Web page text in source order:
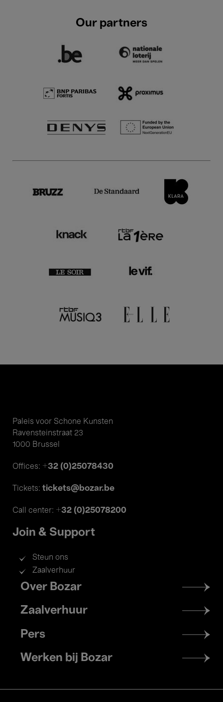
Our partners
Paleis voor Schone Kunsten
Ravensteinstraat 23
1000 Brussel
Offices: +32 (0)25078430
Tickets: tickets@bozar.be
Call center: +32 (0)25078200
Join & Support
Steun ons
Zaalverhuur
Footer
menu
Over Bozar
Zaalverhuur
Pers
Werken bij Bozar